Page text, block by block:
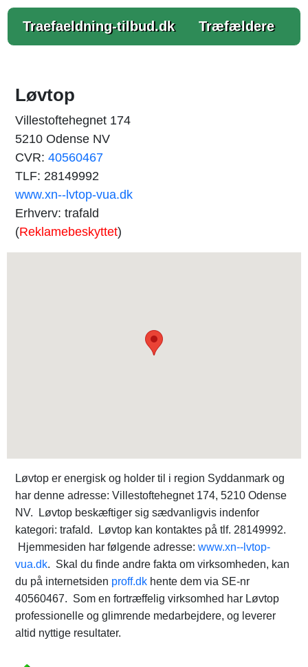
Traefaeldning-tilbud.dk Træfældere
Løvtop
Villestoftehegnet 174
5210 Odense NV
CVR: 40560467
TLF: 28149992
www.xn--lvtop-vua.dk
Erhverv: trafald
(Reklamebeskyttet)
Løvtop er energisk og holder til i region Syddanmark og
har denne adresse: Villestoftehegnet 174, 5210 Odense
NV. Løvtop beskæftiger sig sædvanligvis indenfor
kategori: trafald. Løvtop kan kontaktes på tlf. 28149992.
Hjemmesiden har følgende adresse: www.xn--lvtop-
vua.dk. Skal du finde andre fakta om virksomheden, kan
du på internetsiden proff.dk hente dem via SE-nr
40560467. Som en fortræffelig virksomhed har Løvtop
professionelle og glimrende medarbejdere, og leverer
altid nyttige resultater.